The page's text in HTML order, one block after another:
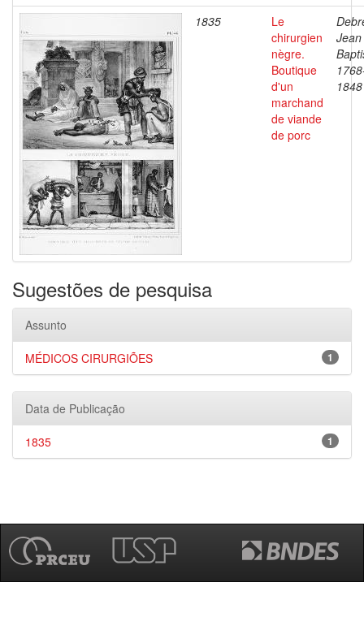
1835
Le
chirurgien
nègre.
Boutique
d'un
marchand
de viande
de porc
Jean
1848
Sugestões de pesquisa
Assunto
1
MÉDICOS CIRURGIÕES
Data de Publicação
1
1835